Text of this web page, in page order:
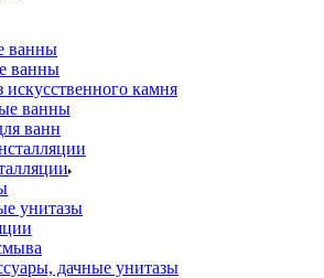
ванны
ванны
камня
ванны
ванн
унитазы
дачные унитазы